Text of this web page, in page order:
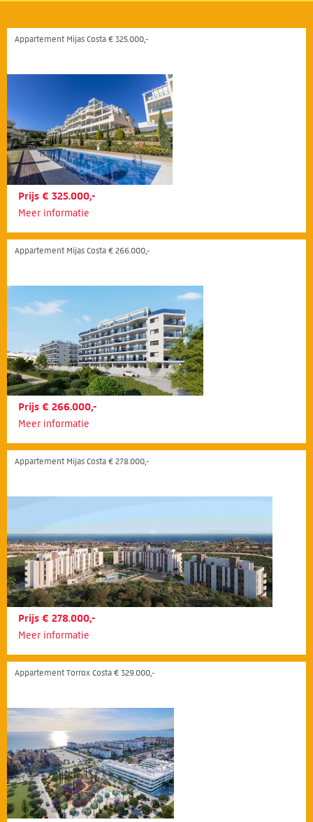
Appartement Mijas Costa € 325.000,-
Prijs € 325.000,-
Meer informatie
Appartement Mijas Costa € 266.000,-
Prijs € 266.000,-
Meer informatie
Appartement Mijas Costa € 278.000,-
Prijs € 278.000,-
Meer informatie
Appartement Torrox Costa € 329.000,-